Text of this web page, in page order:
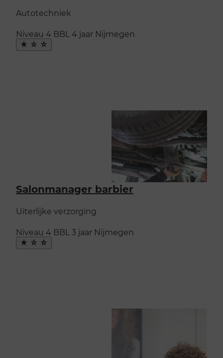
Autotechniek
Niveau 4 BBL 4 jaar Nijmegen
Maak
favoriet
Salonmanager barbier
Uiterlijke verzorging
Niveau 4 BBL 3 jaar Nijmegen
Maak
favoriet